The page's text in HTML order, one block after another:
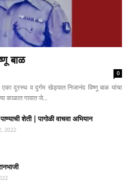
बाळ
0
एका दूरस्थ व दुर्गम खेड्यात निजानंद विष्णू बाळ यांचा
काळात गावात जे...
शेती | पागोळी वाचवा अभियान
2022